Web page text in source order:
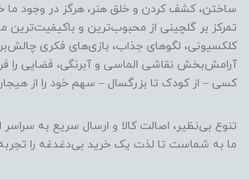
ساختن، کشف کردن و خلق هنر، هرگز در وجود
تمرکز بر گلچینی از محبوب‌ترین و باکیفیت‌ترین
کلکسیونی، لگوهای جذاب، بازی‌های فکری
آرامش‌بخش نقاشی الماسی و آبرنگی، فضایی را
کسی – از کودک تا بزرگسال – سهم خود را از
تنوع بی‌نظیر، اصالت کالا و ارسال سریع به
ما به شماست تا لذت یک خرید بی‌دغدغه را